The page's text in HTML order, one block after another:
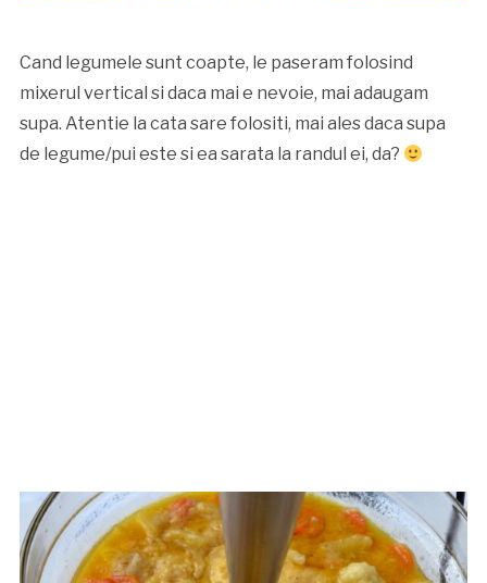
Cand legumele sunt coapte, le paseram folosind
mixerul vertical si daca mai e nevoie, mai adaugam
supa. Atentie la cata sare folositi, mai ales daca supa
de legume/pui este si ea sarata la randul ei, da?